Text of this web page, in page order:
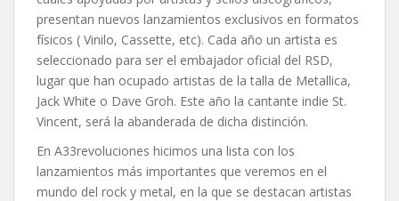
presentan nuevos lanzamientos exclusivos en formatos
físicos ( Vinilo, Cassette, etc). Cada año un artista es
seleccionado para ser el embajador oficial del RSD,
lugar que han ocupado artistas de la talla de Metallica,
Jack White o Dave Groh. Este año la cantante indie St.
Vincent, será la abanderada de dicha distinción.
En A33revoluciones hicimos una lista con los
lanzamientos más importantes que veremos en el
mundo del rock y metal, en la que se destacan artistas